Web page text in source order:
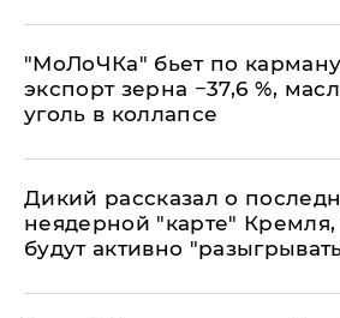
​"МоЛоЧКа" бьет по
экспорт зерна −37,6 %,
уголь в коллапсе
Дикий рассказал о
неядерной "карте"
будут активно